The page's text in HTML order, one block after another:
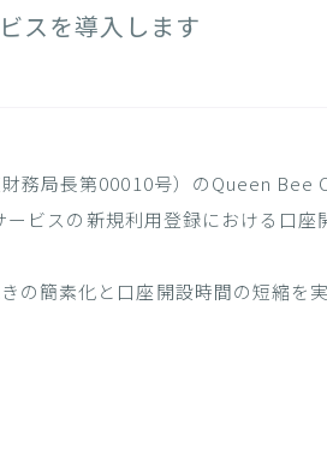
スを導入します
務局長第00010号）のQueen
ビスの新規利用登録における口
の簡素化と口座開設時間の短縮を